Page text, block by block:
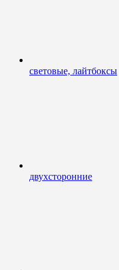
световые, лайтбоксы
двухсторонние